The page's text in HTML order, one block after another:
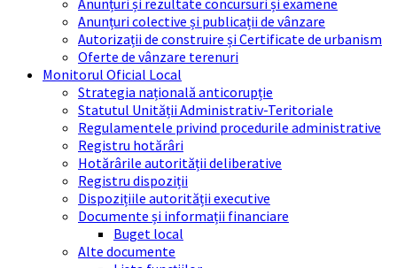
Anunțuri și rezultate concursuri și examene
Anunțuri colective și publicații de vânzare
Autorizații de construire și Certificate de urbanism
Oferte de vânzare terenuri
Monitorul Oficial Local
Strategia națională anticorupție
Statutul Unității Administrativ-Teritoriale
Regulamentele privind procedurile administrative
Registru hotărâri
Hotărârile autorității deliberative
Registru dispoziții
Dispozițiile autorității executive
Documente și informații financiare
Buget local
Alte documente